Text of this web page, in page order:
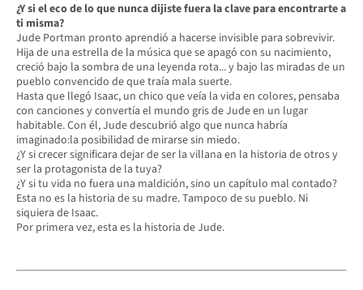
¿Y si el eco de lo que nunca dijiste fuera la clave para encontrarte a
ti misma?
Jude Portman pronto aprendió a hacerse invisible para sobrevivir.
Hija de una estrella de la música que se apagó con su nacimiento,
creció bajo la sombra de una leyenda rota... y bajo las miradas de un
pueblo convencido de que traía mala suerte.
Hasta que llegó Isaac, un chico que veía la vida en colores, pensaba
con canciones y convertía el mundo gris de Jude en un lugar
habitable. Con él, Jude descubrió algo que nunca habría
imaginado:la posibilidad de mirarse sin miedo.
¿Y si crecer significara dejar de ser la villana en la historia de otros y
ser la protagonista de la tuya?
¿Y si tu vida no fuera una maldición, sino un capítulo mal contado?
Esta no es la historia de su madre. Tampoco de su pueblo. Ni
siquiera de Isaac.
Por primera vez, esta es la historia de Jude.